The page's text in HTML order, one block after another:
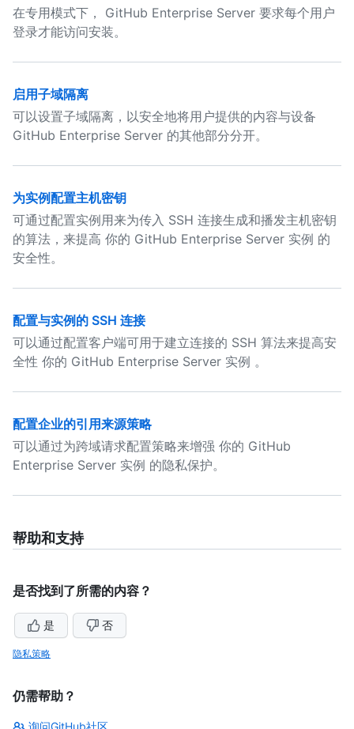
在专用模式下， GitHub Enterprise Server 要求每个用户
登录才能访问安装。
启用子域隔离
可以设置子域隔离，以安全地将用户提供的内容与设备
GitHub Enterprise Server 的其他部分分开。
为实例配置主机密钥
可通过配置实例用来为传入 SSH 连接生成和播发主机密钥
的算法，来提高 你的 GitHub Enterprise Server 实例 的
安全性。
配置与实例的 SSH 连接
可以通过配置客户端可用于建立连接的 SSH 算法来提高安
全性 你的 GitHub Enterprise Server 实例 。
配置企业的引用来源策略
可以通过为跨域请求配置策略来增强 你的 GitHub
Enterprise Server 实例 的隐私保护。
帮助和支持
是否找到了所需的内容？
是 否
隐私策略
仍需帮助？
询问GitHub社区